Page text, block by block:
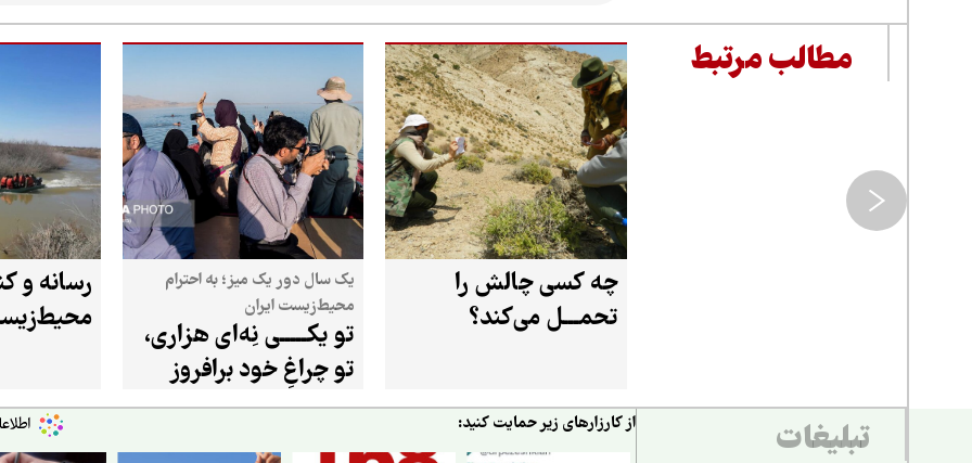
مطالب مرتبط
چه کسی چالش را
تحمـــل می‌کند؟
یک سال دور یک میز؛ به احترام
محیط‌زیست ایران
تو یکـــــی نِه‌ای هزاری،
تو چراغِ خود برافروز
رسانه و
تبلیغات از کارزارهای زیر حمایت کنید: